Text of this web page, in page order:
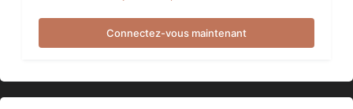
Connectez-vous maintenant